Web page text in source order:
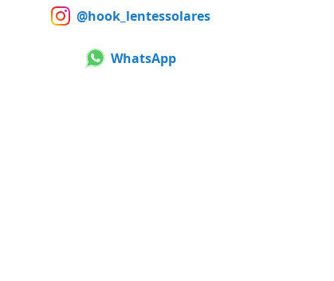
@hook_lentessolares
WhatsApp